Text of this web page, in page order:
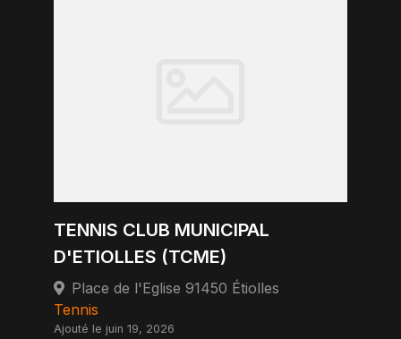
TENNIS CLUB MUNICIPAL
D'ETIOLLES (TCME)
Place de l'Eglise 91450 Étiolles
Tennis
Ajouté le juin 19, 2026